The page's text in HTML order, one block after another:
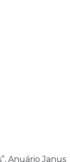
Anuário Janus